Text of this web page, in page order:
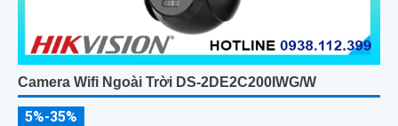
Camera Wifi Ngoài Trời DS-2DE2C200IWG/W
5%-35%